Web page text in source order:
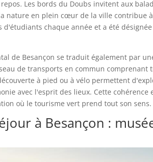
Les bords du Doubs invitent aux
nature en plein cœur de la ville contribue
chaque année et a été
de Besançon se traduit également par
de transports en commun comprenant
à pied ou à vélo permettent
avec l'esprit des lieux. Cette
où le tourisme vert prend tout son sens.
à Besançon :